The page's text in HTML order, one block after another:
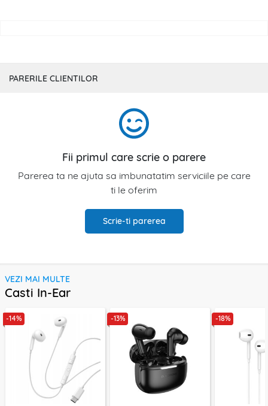
PARERILE CLIENTILOR
Fii primul care scrie o parere
Parerea ta ne ajuta sa imbunatatim serviciile pe care
ti le oferim
Scrie-ti parerea
VEZI MAI MULTE
Casti In-Ear
-14% -13% -18%